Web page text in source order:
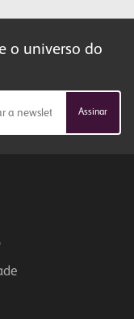
o universo do
Assinar